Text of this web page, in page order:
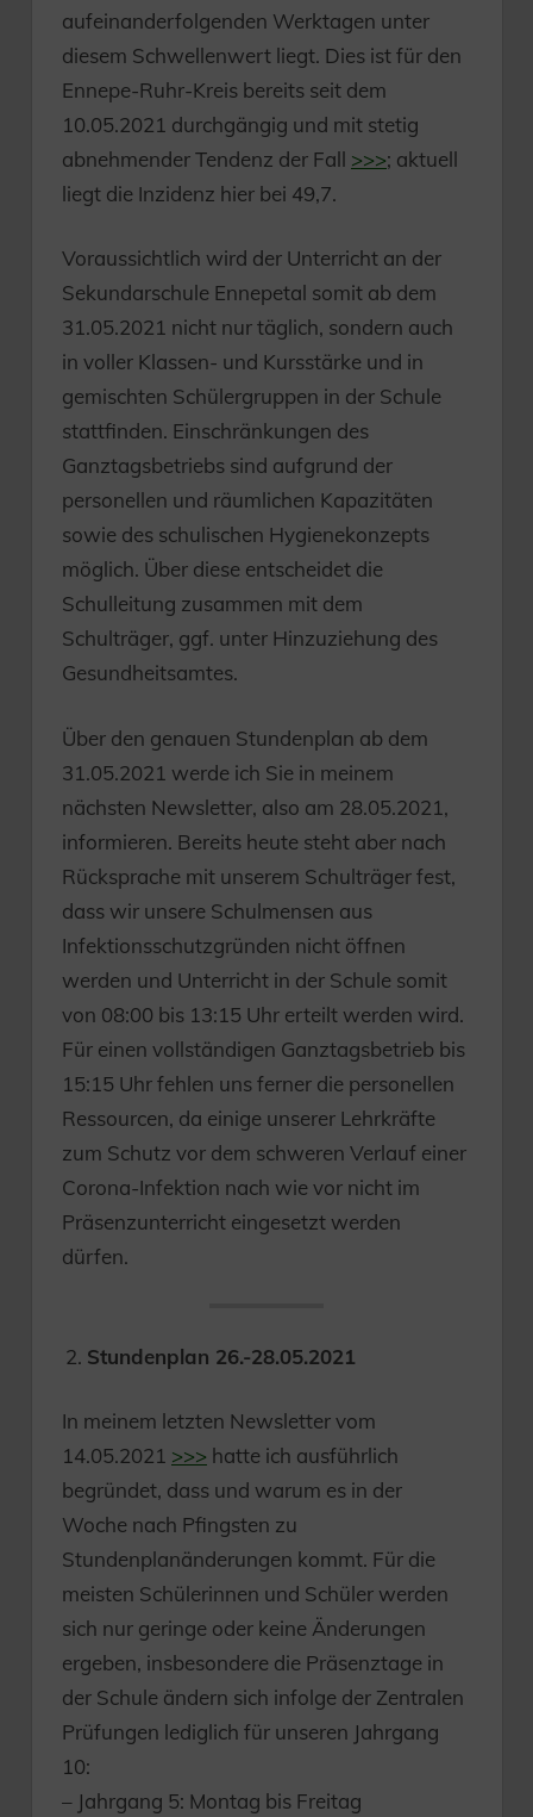
aufeinanderfolgenden Werktagen unter
diesem Schwellenwert liegt. Dies ist für den
Ennepe-Ruhr-Kreis bereits seit dem
10.05.2021 durchgängig und mit stetig
abnehmender Tendenz der Fall >>>; aktuell
liegt die Inzidenz hier bei 49,7.
Voraussichtlich wird der Unterricht an der
Sekundarschule Ennepetal somit ab dem
31.05.2021 nicht nur täglich, sondern auch
in voller Klassen- und Kursstärke und in
gemischten Schülergruppen in der Schule
stattfinden. Einschränkungen des
Ganztagsbetriebs sind aufgrund der
personellen und räumlichen Kapazitäten
sowie des schulischen Hygienekonzepts
möglich. Über diese entscheidet die
Schulleitung zusammen mit dem
Schulträger, ggf. unter Hinzuziehung des
Gesundheitsamtes.
Über den genauen Stundenplan ab dem
31.05.2021 werde ich Sie in meinem
nächsten Newsletter, also am 28.05.2021,
informieren. Bereits heute steht aber nach
Rücksprache mit unserem Schulträger fest,
dass wir unsere Schulmensen aus
Infektionsschutzgründen nicht öffnen
werden und Unterricht in der Schule somit
von 08:00 bis 13:15 Uhr erteilt werden wird.
Für einen vollständigen Ganztagsbetrieb bis
15:15 Uhr fehlen uns ferner die personellen
Ressourcen, da einige unserer Lehrkräfte
zum Schutz vor dem schweren Verlauf einer
Corona-Infektion nach wie vor nicht im
Präsenzunterricht eingesetzt werden
dürfen.
Stundenplan 26.-28.05.2021
In meinem letzten Newsletter vom
14.05.2021 >>> hatte ich ausführlich
begründet, dass und warum es in der
Woche nach Pfingsten zu
Stundenplanänderungen kommt. Für die
meisten Schülerinnen und Schüler werden
sich nur geringe oder keine Änderungen
ergeben, insbesondere die Präsenztage in
der Schule ändern sich infolge der Zentralen
Prüfungen lediglich für unseren Jahrgang
10:
– Jahrgang 5: Montag bis Freitag